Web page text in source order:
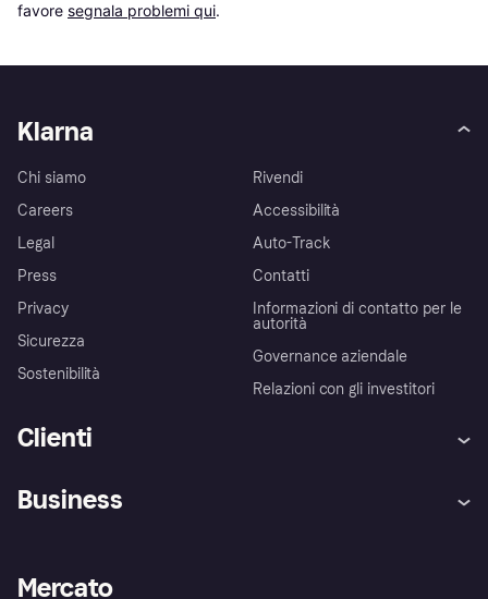
favore segnala problemi qui.
Klarna
Chi siamo
Careers
Legal
Press
Privacy
Sicurezza
Sostenibilità
Rivendi
Accessibilità
Auto-Track
Contatti
Informazioni di contatto per le
autorità
Governance aziendale
Relazioni con gli investitori
Clienti
Assistenza
Esplora i negozi
Business
Accesso aziende
Mercato